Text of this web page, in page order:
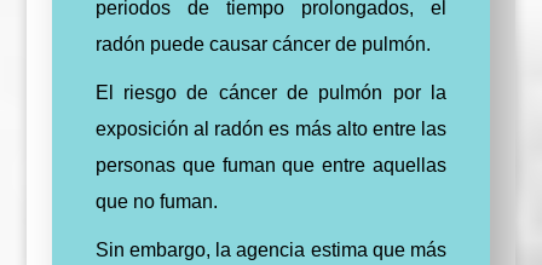
periodos de tiempo prolongados, el
radón puede causar cáncer de pulmón.
El riesgo de cáncer de pulmón por la
exposición al radón es más alto entre las
personas que fuman que entre aquellas
que no fuman.
Sin embargo, la agencia estima que más